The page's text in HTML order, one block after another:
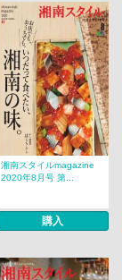
湘南スタイルmagazine
2020年8月号 第...
購入